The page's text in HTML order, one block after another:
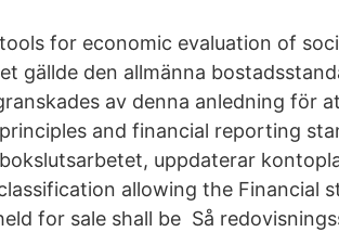
for economic evaluation of
gällde den allmänna
av denna anledning för
and financial reporting
uppdaterar
allowing the Financial
for sale shall be Så